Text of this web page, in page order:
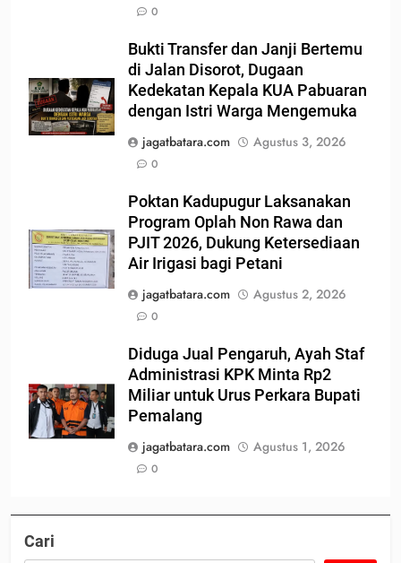
0
Bukti Transfer dan Janji Bertemu
di Jalan Disorot, Dugaan
Kedekatan Kepala KUA Pabuaran
dengan Istri Warga Mengemuka
jagatbatara.com
Agustus 3, 2026
0
Poktan Kadupugur Laksanakan
Program Oplah Non Rawa dan
PJIT 2026, Dukung Ketersediaan
Air Irigasi bagi Petani
jagatbatara.com
Agustus 2, 2026
0
Diduga Jual Pengaruh, Ayah Staf
Administrasi KPK Minta Rp2
Miliar untuk Urus Perkara Bupati
Pemalang
jagatbatara.com
Agustus 1, 2026
0
Cari